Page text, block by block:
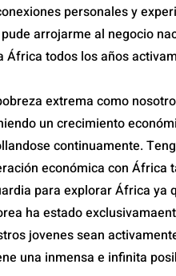
personales y
arrojarme al negocio
África todos los años
extrema como
un crecimiento
continuamente.
económica con África
para explorar África ya
ha estado
jovenes sean
una inmensa e infinita